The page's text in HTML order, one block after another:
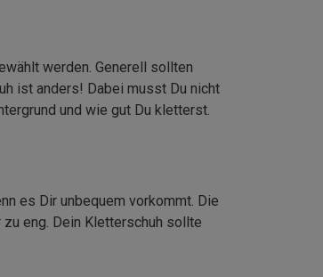
ählt werden. Generell sollten
ist anders! Dabei musst Du nicht
und wie gut Du kletterst.
es Dir unbequem vorkommt. Die
eng. Dein Kletterschuh sollte